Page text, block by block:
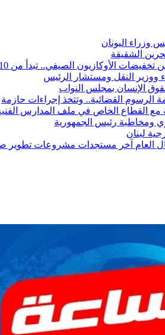
وزراء اليونان
الشقيقة
الأوكازيون الصيفي.. تبدأ من 10 وتتجاوز الـ 40%
ووزير النقل ومستشار الرئيس
الإنسان بمجلس النواب
الرسوم القضائية.. وتتخذ إجراءات حازمة
مع القطاع الخاص في ملف المدارس
لبنان
العام آخر مستجدات مشروعات تطوير